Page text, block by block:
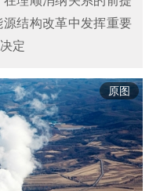
结构改革中发挥重要
定
原图